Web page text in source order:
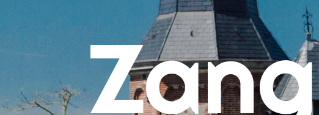
Algemene
Contact
Lees wat de
Over
Tarieven en